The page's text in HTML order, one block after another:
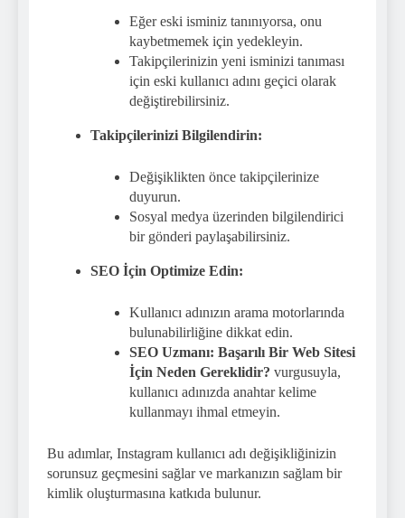
Eğer eski isminiz tanınıyorsa, onu
kaybetmemek için yedekleyin.
Takipçilerinizin yeni isminizi tanıması
için eski kullanıcı adını geçici olarak
değiştirebilirsiniz.
Takipçilerinizi Bilgilendirin:
Değişiklikten önce takipçilerinize
duyurun.
Sosyal medya üzerinden bilgilendirici
bir gönderi paylaşabilirsiniz.
SEO İçin Optimize Edin:
Kullanıcı adınızın arama motorlarında
bulunabilirliğine dikkat edin.
SEO Uzmanı: Başarılı Bir Web Sitesi
İçin Neden Gereklidir? vurgusuyla,
kullanıcı adınızda anahtar kelime
kullanmayı ihmal etmeyin.
Bu adımlar, Instagram kullanıcı adı değişikliğinizin
sorunsuz geçmesini sağlar ve markanızın sağlam bir
kimlik oluşturmasına katkıda bulunur.